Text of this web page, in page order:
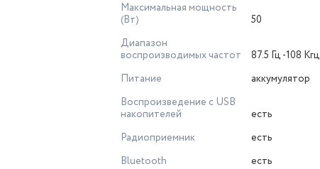
Максимальная мощность
(Вт)
50
Диапазон
воспроизводимых частот
87.5 Гц -108 Кгц
Питание
аккумулятор
Воспроизведение с USB
накопителей
есть
Радиоприемник
есть
Bluetooth
есть